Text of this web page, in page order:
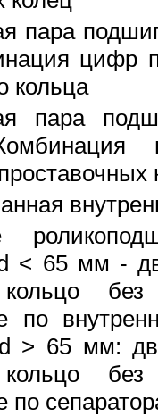
пара
цифр
кольца
пара
< 65 мм -
кольцо
по
> 65 мм:
кольцо
по